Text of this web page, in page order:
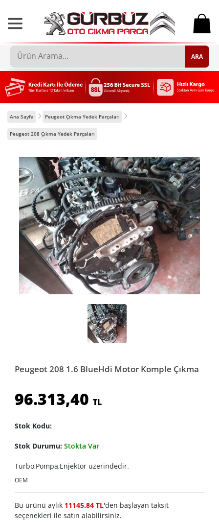
0
ARA
Ana Sayfa Peugeot Çıkma Yedek Parçaları
Peugeot 208 Çıkma Yedek Parçaları
Peugeot 208 1.6 BlueHdi Motor Komple Çıkma
96.313,40 TL
Stok Kodu:
Stok Durumu: Stokta Var
Turbo,Pompa,Enjektör üzerindedir.
OEM
Bu ürünü aylık 11145.84 TL'den başlayan taksit
seçenekleri ile satın alabilirsiniz.